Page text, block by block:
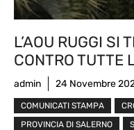
L’AOU RUGGI SI
CONTRO TUTTE
admin 24 Novembre
COMUNICATI STAMPA
PROVINCIA DI SALERNO